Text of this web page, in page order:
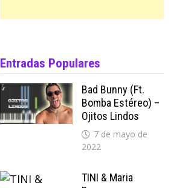
Entradas Populares
Bad Bunny (ft.
Bomba Estéreo) –
Ojitos Lindos
7 de mayo de
2022
TINI & Maria